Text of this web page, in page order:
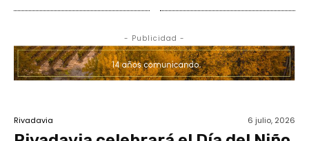
- Publicidad -